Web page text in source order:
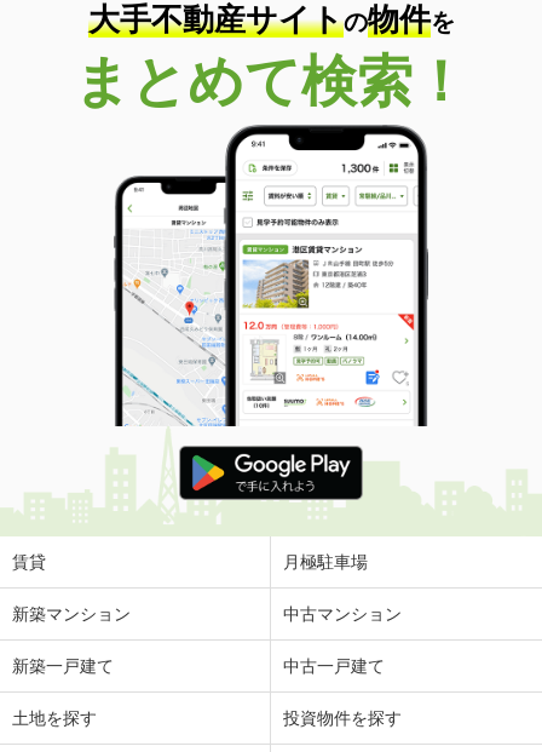
大手不動産サイトの物件を
まとめて検索！
賃貸 月極駐車場
新築マンション 中古マンション
新築一戸建て 中古一戸建て
土地を探す 投資物件を探す